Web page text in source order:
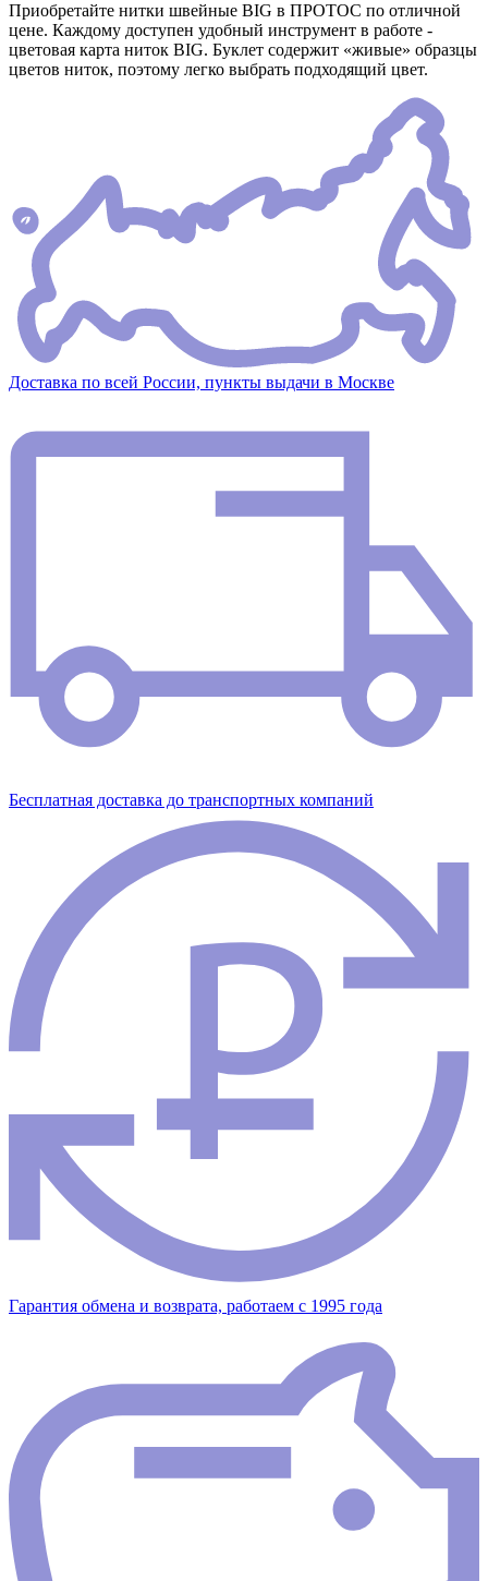
Приобретайте нитки швейные BIG в ПРОТОС по отличной
цене. Каждому доступен удобный инструмент в работе -
цветовая карта ниток BIG. Буклет содержит «живые» образцы
цветов ниток, поэтому легко выбрать подходящий цвет.
Доставка по всей России, пункты выдачи в Москве
Бесплатная доставка до транспортных компаний
Гарантия обмена и возврата, работаем с 1995 года